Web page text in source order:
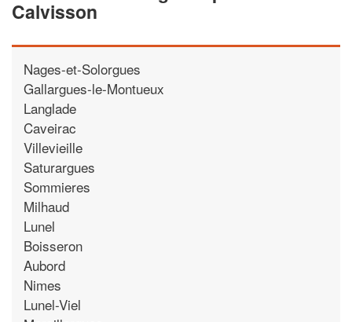
Calvisson
Nages-et-Solorgues
Gallargues-le-Montueux
Langlade
Caveirac
Villevieille
Saturargues
Sommieres
Milhaud
Lunel
Boisseron
Aubord
Nimes
Lunel-Viel